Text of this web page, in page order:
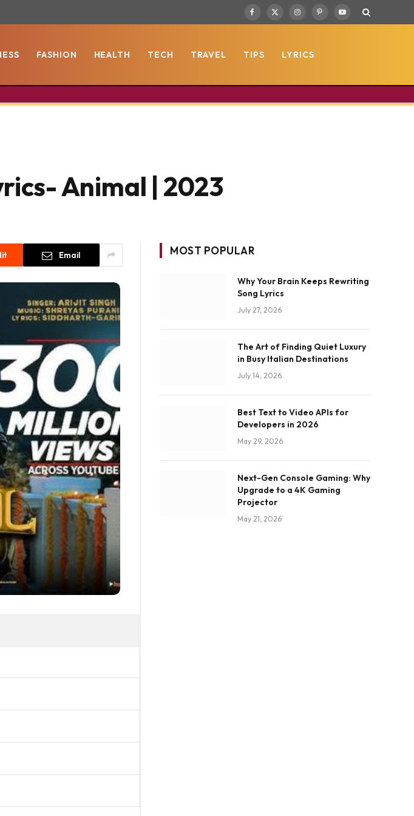
Facebook
X
InstagramPinterestYouTube
FASHION HEALTH TECH TRAVEL TIPS LYRICS
Animal | 2023
Email MOST POPULAR
Why Your Brain Keeps Rewriting
Song Lyrics
July 27, 2026
The Art of Finding Quiet Luxury
in Busy Italian Destinations
July 14, 2026
Best Text to Video APIs for
Developers in 2026
May 29, 2026
Next-Gen Console Gaming: Why
Upgrade to a 4K Gaming
Projector
May 21, 2026